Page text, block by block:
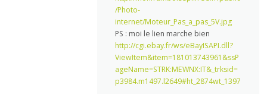
/Photo-
internet/Moteur_Pas_a_pas_5V.jpg
PS : moi le lien marche bien
http://cgi.ebay.fr/ws/eBayISAPI.dll?
ViewItem&item=181013743961&ssP
ageName=STRK:MEWNX:IT&_trksid=
p3984.m1497.l2649#ht_2874wt_1397